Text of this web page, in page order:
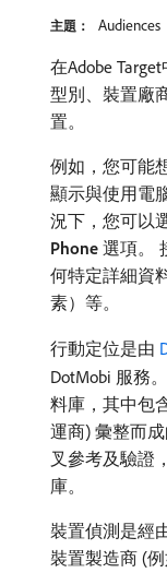
主題： Audiences
在Adobe
型別、裝置廠
置。
例如，您可能
顯示與使用電
況下，您可以
Phone 選項。
何特定詳細資
素）等。
行動定位是由
DotMobi 服務
料庫，其中包
運商) 彙整而
叉參考及驗證
庫。
裝置偵測是經
裝置製造商 (